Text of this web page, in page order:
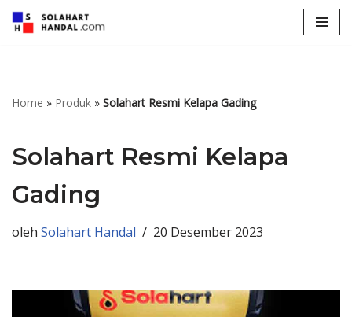
Home » Produk » Solahart Resmi Kelapa Gading
Solahart Resmi Kelapa
Gading
oleh Solahart Handal 20 Desember 2023